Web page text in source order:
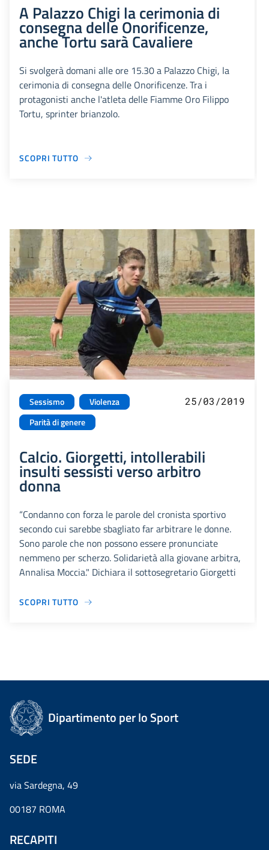
A Palazzo Chigi la cerimonia di
consegna delle Onorificenze,
anche Tortu sarà Cavaliere
Si svolgerà domani alle ore 15.30 a Palazzo Chigi, la
cerimonia di consegna delle Onorificenze. Tra i
protagonisti anche l'atleta delle Fiamme Oro Filippo
Tortu, sprinter brianzolo.
SCOPRI TUTTO
Sessismo
Violenza
Parità di genere
25/03/2019
Calcio. Giorgetti, intollerabili
insulti sessisti verso arbitro
donna
“Condanno con forza le parole del cronista sportivo
secondo cui sarebbe sbagliato far arbitrare le donne.
Sono parole che non possono essere pronunciate
nemmeno per scherzo. Solidarietà alla giovane arbitra,
Annalisa Moccia." Dichiara il sottosegretario Giorgetti
SCOPRI TUTTO
Dipartimento per lo Sport
SEDE
via Sardegna, 49
00187 ROMA
RECAPITI